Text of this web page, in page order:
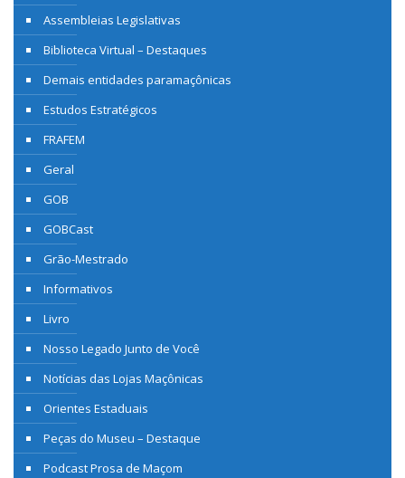
Assembleias Legislativas
Biblioteca Virtual – Destaques
Demais entidades paramaçônicas
Estudos Estratégicos
FRAFEM
Geral
GOB
GOBCast
Grão-Mestrado
Informativos
Livro
Nosso Legado Junto de Você
Notícias das Lojas Maçônicas
Orientes Estaduais
Peças do Museu – Destaque
Podcast Prosa de Maçom